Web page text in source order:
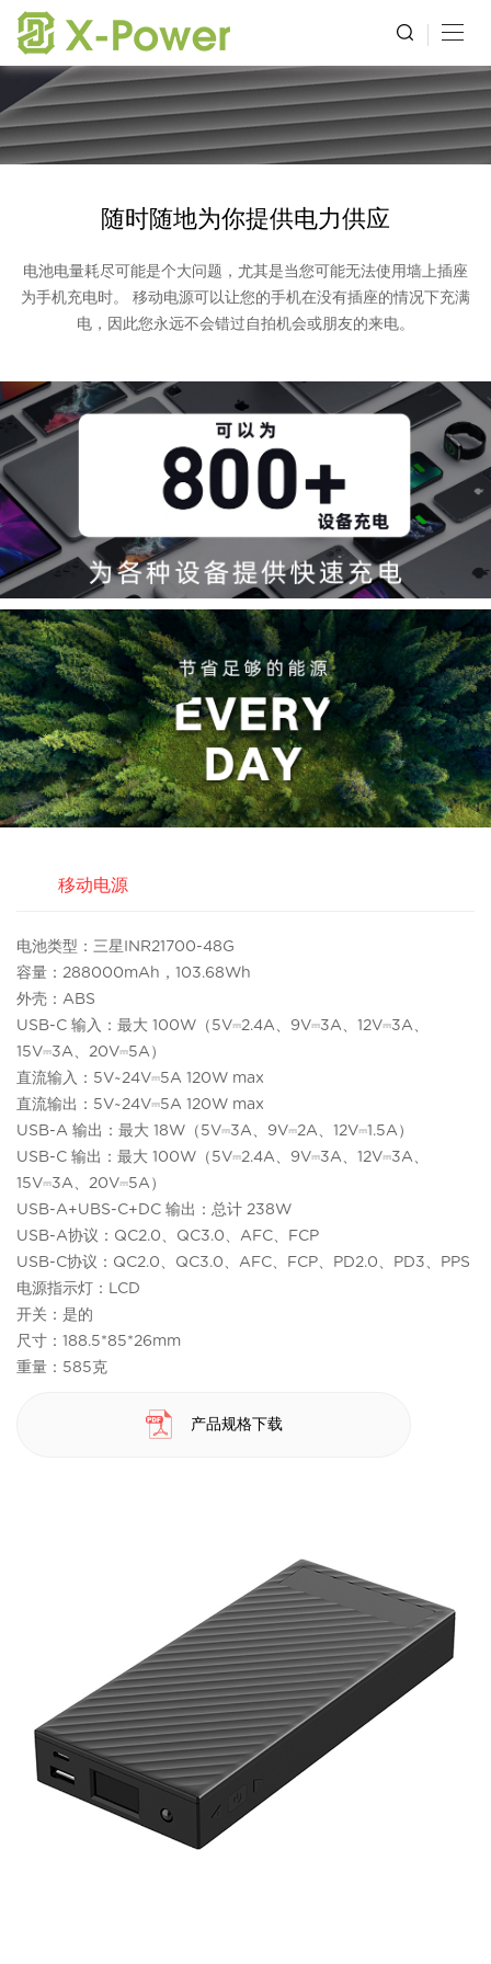
随时随地为你提供电力供应
电池电量耗尽可能是个大问题，尤其是当您可能无法使用墙上插座
为手机充电时。 移动电源可以让您的手机在没有插座的情况下充满
电，因此您永远不会错过自拍机会或朋友的来电。
移动电源
电池类型：三星INR21700-48G
容量：288000mAh，103.68Wh
外壳：ABS
USB-C 输入：最大 100W（5V⎓2.4A、9V⎓3A、12V⎓3A、
15V⎓3A、20V⎓5A）
直流输入：5V~24V⎓5A 120W max
直流输出：5V~24V⎓5A 120W max
USB-A 输出：最大 18W（5V⎓3A、9V⎓2A、12V⎓1.5A）
USB-C 输出：最大 100W（5V⎓2.4A、9V⎓3A、12V⎓3A、
15V⎓3A、20V⎓5A）
USB-A+UBS-C+DC 输出：总计 238W
USB-A协议：QC2.0、QC3.0、AFC、FCP
USB-C协议：QC2.0、QC3.0、AFC、FCP、PD2.0、PD3、PPS
电源指示灯：LCD
开关：是的
尺寸：188.5*85*26mm
重量：585克
产品规格下载